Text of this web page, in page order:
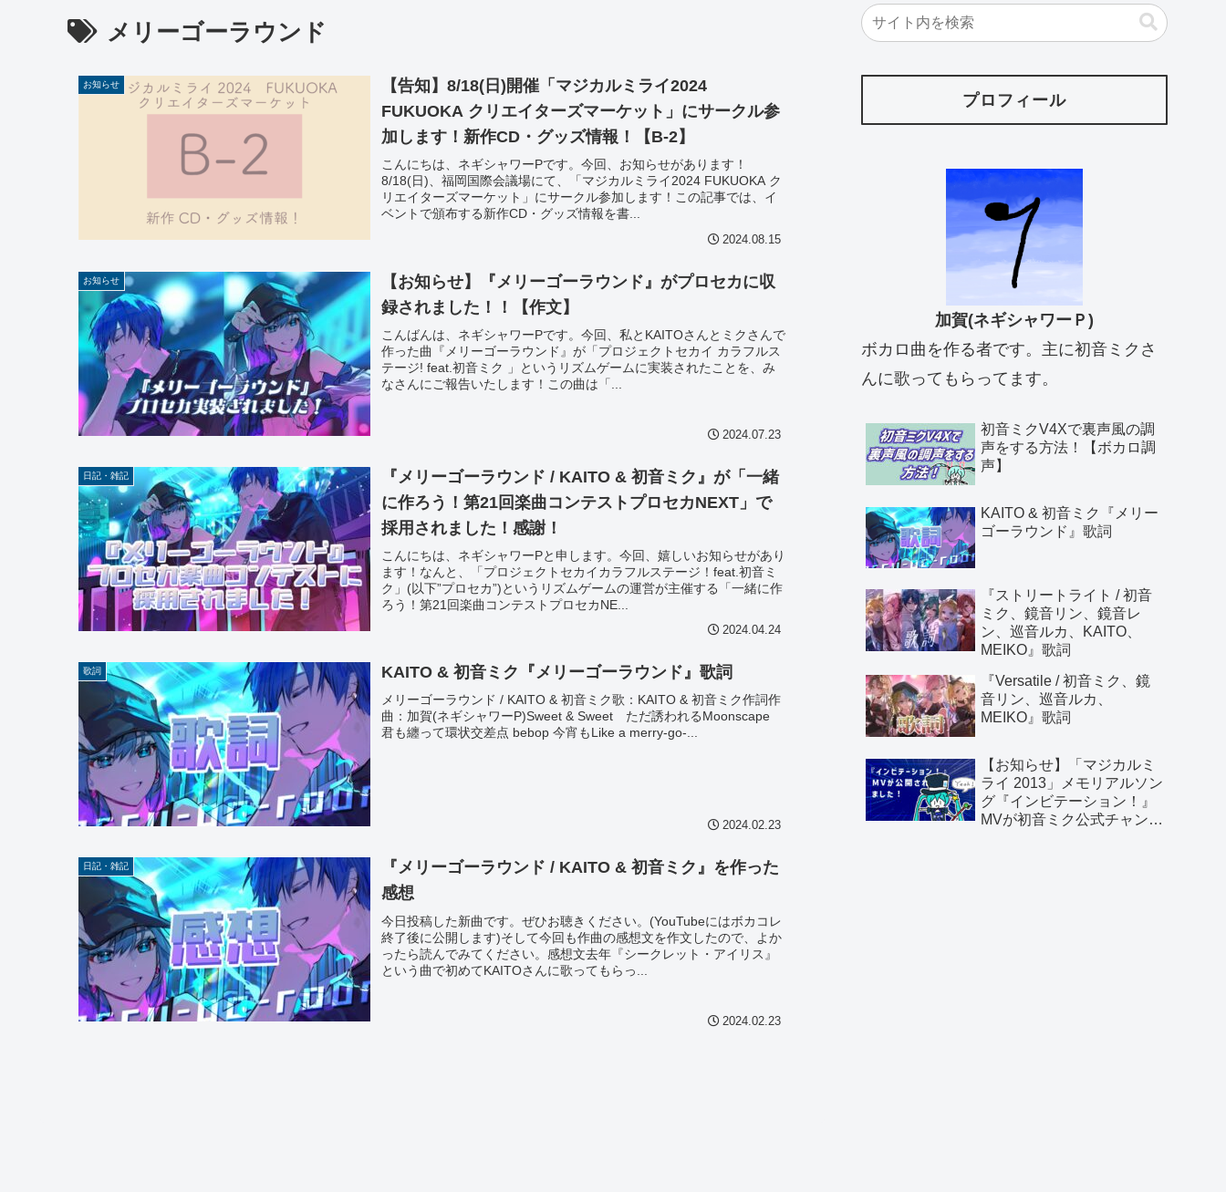
メリーゴーラウンド
お知らせ
【告知】8/18(日)開催「マジカルミライ2024
FUKUOKA クリエイターズマーケット」にサークル参
加します！新作CD・グッズ情報！【B-2】
こんにちは、ネギシャワーPです。今回、お知らせがあります！
8/18(日)、福岡国際会議場にて、「マジカルミライ2024 FUKUOKA ク
リエイターズマーケット」にサークル参加します！この記事では、イ
ベントで頒布する新作CD・グッズ情報を書...
2024.08.15
お知らせ
【お知らせ】『メリーゴーラウンド』がプロセカに収
録されました！！【作文】
こんばんは、ネギシャワーPです。今回、私とKAITOさんとミクさんで
作った曲『メリーゴーラウンド』が「プロジェクトセカイ カラフルス
テージ! feat.初音ミク 」というリズムゲームに実装されたことを、み
なさんにご報告いたします！この曲は「...
2024.07.23
日記・雑記
『メリーゴーラウンド / KAITO & 初音ミク』が「一緒
に作ろう！第21回楽曲コンテストプロセカNEXT」で
採用されました！感謝！
こんにちは、ネギシャワーPと申します。今回、嬉しいお知らせがあり
ます！なんと、「プロジェクトセカイカラフルステージ！feat.初音ミ
ク」(以下”プロセカ”)というリズムゲームの運営が主催する「一緒に作
ろう！第21回楽曲コンテストプロセカNE...
2024.04.24
歌詞 KAITO & 初音ミク『メリーゴーラウンド』歌詞
メリーゴーラウンド / KAITO & 初音ミク歌：KAITO & 初音ミク作詞作
曲：加賀(ネギシャワーP)Sweet & Sweet ただ誘われるMoonscape
君も纏って環状交差点 bebop 今宵もLike a merry-go-...
2024.02.23
日記・雑記
『メリーゴーラウンド / KAITO & 初音ミク』を作った
感想
今日投稿した新曲です。ぜひお聴きください。(YouTubeにはボカコレ
終了後に公開します)そして今回も作曲の感想文を作文したので、よか
ったら読んでみてください。感想文去年『シークレット・アイリス』
という曲で初めてKAITOさんに歌ってもらっ...
2024.02.23
プロフィール
加賀(ネギシャワーＰ)
ボカロ曲を作る者です。主に初音ミクさ
んに歌ってもらってます。
初音ミクV4Xで裏声風の調
声をする方法！【ボカロ調
声】
KAITO & 初音ミク『メリー
ゴーラウンド』歌詞
『ストリートライト / 初音
ミク、鏡音リン、鏡音レ
ン、巡音ルカ、KAITO、
MEIKO』歌詞
『Versatile / 初音ミク、鏡
音リン、巡音ルカ、
MEIKO』歌詞
【お知らせ】「マジカルミ
ライ 2013」メモリアルソン
グ『インビテーション！』
MVが初音ミク公式チャンネ